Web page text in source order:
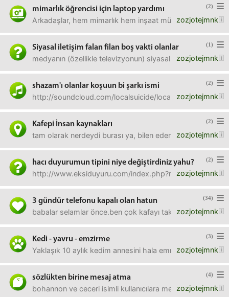
(2)
mimarlık öğrencisi için laptop yardımı
zozjotejmnk
Arkadaşlar, hem mimarlık hem inşaat mühendisliği
(1)
Siyasal iletişim falan filan boş vakti olanlar
zozjotejmnk
medyanın (özellikle televizyonun) siyasal iletişim
(2)
shazam'ı olanlar koşuun bi şarkı ismi
zozjotejmnk
http://soundcloud.com/localsuicide/local-suicide-in-new-
(2)
Kafepi İnsan kaynakları
zozjotejmnk
tam olarak nerdeydi burası ya, bilen eden var mı ?
(2)
hacı duyurumun tipini niye değiştirdiniz yahu?
zozjotejmnk
http://www.eksiduyuru.com/index.php?m=d&id=450109
(34)
3 gündür telefonu kapalı olan hatun
zozjotejmnk
babalar selamlar önce.ben çok kafayı takmış
(3)
Kedi - yavru - emzirme
zozjotejmnk
Yaklaşık 10 aylık kedim annesini hala emmeye
(4)
sözlükten birine mesaj atma
zozjotejmnk
bohannon ve ceceri isimli kullanıcılara mesaj atabilir